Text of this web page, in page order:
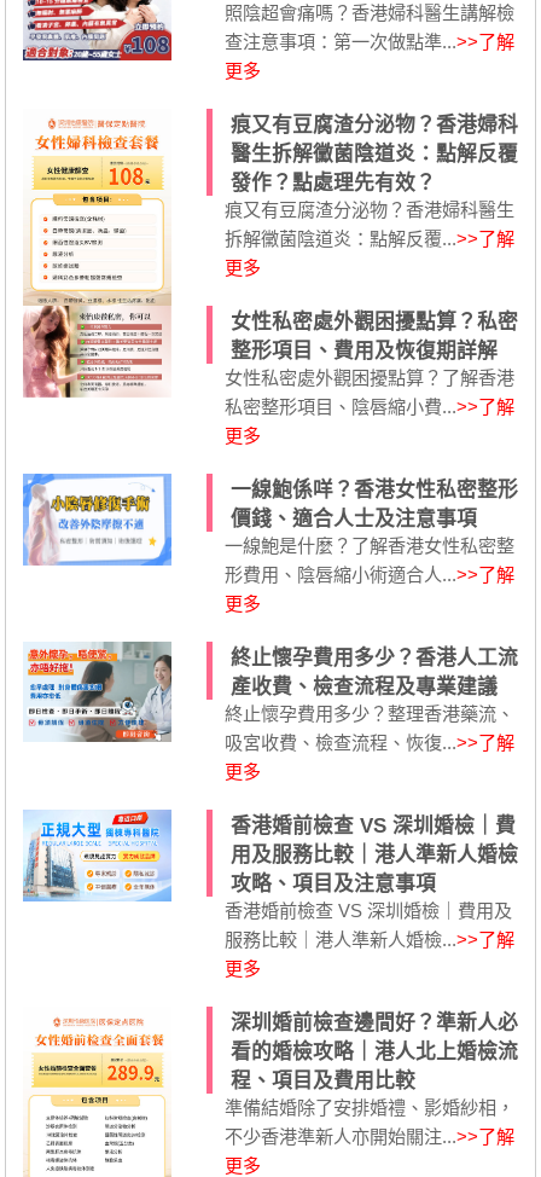
照陰超會痛嗎？香港婦科醫生講解檢
查注意事項：第一次做點準...>>了解
更多
痕又有豆腐渣分泌物？香港婦科
醫生拆解黴菌陰道炎：點解反覆
發作？點處理先有效？
痕又有豆腐渣分泌物？香港婦科醫生
拆解黴菌陰道炎：點解反覆...>>了解
更多
女性私密處外觀困擾點算？私密
整形項目、費用及恢復期詳解
女性私密處外觀困擾點算？了解香港
私密整形項目、陰唇縮小費...>>了解
更多
一線鮑係咩？香港女性私密整形
價錢、適合人士及注意事項
一線鮑是什麼？了解香港女性私密整
形費用、陰唇縮小術適合人...>>了解
更多
終止懷孕費用多少？香港人工流
產收費、檢查流程及專業建議
終止懷孕費用多少？整理香港藥流、
吸宮收費、檢查流程、恢復...>>了解
更多
香港婚前檢查 VS 深圳婚檢｜費
用及服務比較｜港人準新人婚檢
攻略、項目及注意事項
香港婚前檢查 VS 深圳婚檢｜費用及
服務比較｜港人準新人婚檢...>>了解
更多
深圳婚前檢查邊間好？準新人必
看的婚檢攻略｜港人北上婚檢流
程、項目及費用比較
準備結婚除了安排婚禮、影婚紗相，
不少香港準新人亦開始關注...>>了解
更多